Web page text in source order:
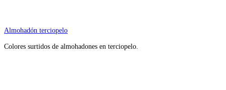
Almohadón terciopelo
Colores surtidos de almohadones en terciopelo.